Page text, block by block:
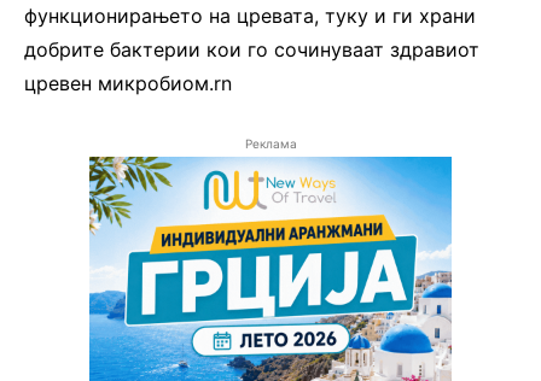
функционирањето на цревата, туку и ги храни
добрите бактерии кои го сочинуваат здравиот
цревен микробиом.rn
Реклама